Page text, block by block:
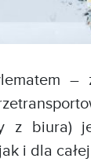
–
z biura)
i dla